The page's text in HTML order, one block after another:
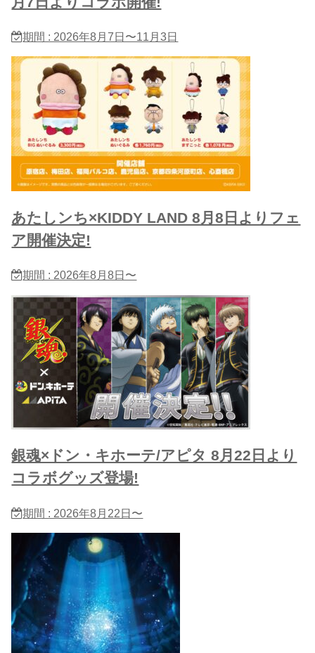
期間 : 2026年8月7日〜11月3日
あたしンち×KIDDY LAND 8月8日よりフェ
ア開催決定!
期間 : 2026年8月8日〜
銀魂×ドン・キホーテ/アピタ 8月22日より
コラボグッズ登場!
期間 : 2026年8月22日〜